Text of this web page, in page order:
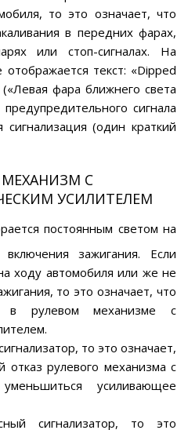
то это означает, что
в передних фарах,
или стоп-сигналах. На
текст: «Dipped
фара ближнего света
сигнала
сигнализация (один краткий
С
УСИЛИТЕЛЕМ
постоянным светом на
зажигания. Если
ходу автомобиля или же не
то это означает, что
в рулевом механизме с
то это означает,
отказ рулевого механизма с
усиливающее
сигнализатор, то это